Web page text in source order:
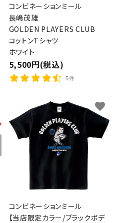
コンビネーションミール
長嶋茂雄
GOLDEN PLAYERS CLUB
コットンTシャツ
ホワイト
5,500円(税込)
5件
コンビネーションミール
【当店限定カラー/ブラックボデ
favorite